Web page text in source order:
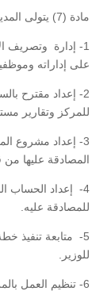
مادة (7) يتولى المدير العام ممارسة المهام والإختصاصات التالية:
1- إدارة وتصريف
على إداراته
2- إعداد مقترح
للمركز وتقارير
3- إعداد مشروع
المصادقة عليها من
4- إعداد الحساب
للمصادقة عليه.
5- متابعة تنفيذ
للوزير.
6- تنظيم العمل